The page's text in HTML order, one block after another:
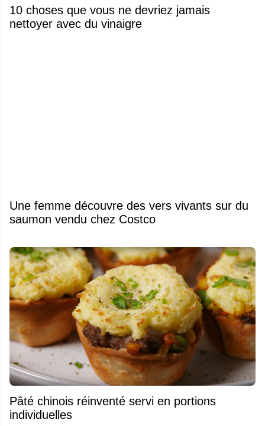
10 choses que vous ne devriez jamais
nettoyer avec du vinaigre
Une femme découvre des vers vivants sur du
saumon vendu chez Costco
Pâté chinois réinventé servi en portions
individuelles